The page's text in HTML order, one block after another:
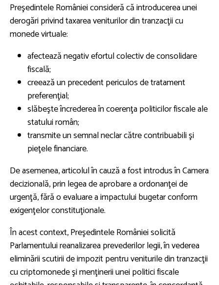
Preşedintele României consideră că introducerea unei
derogări privind taxarea veniturilor din tranzacţii cu
monede virtuale:
afectează negativ efortul colectiv de consolidare
fiscală;
creează un precedent periculos de tratament
preferenţial;
slăbeşte încrederea în coerenţa politicilor fiscale ale
statului român;
transmite un semnal neclar către contribuabili şi
pieţele financiare.
De asemenea, articolul în cauză a fost introdus în Camera
decizională, prin legea de aprobare a ordonanţei de
urgenţă, fără o evaluare a impactului bugetar conform
exigenţelor constituţionale.
În acest context, Preşedintele României solicită
Parlamentului reanalizarea prevederilor legii, în vederea
eliminării scutirii de impozit pentru veniturile din tranzacţii
cu criptomonede şi menţinerii unei politici fiscale